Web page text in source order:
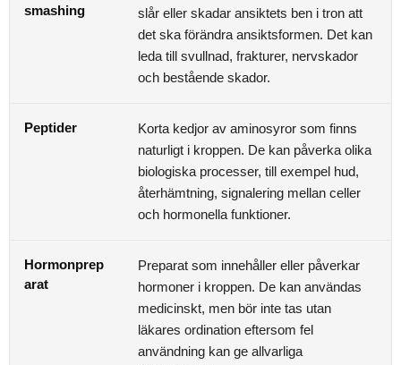
smashing
slår eller skadar ansiktets ben i tron att
det ska förändra ansiktsformen. Det kan
leda till svullnad, frakturer, nervskador
och bestående skador.
Peptider
Korta kedjor av aminosyror som finns
naturligt i kroppen. De kan påverka olika
biologiska processer, till exempel hud,
återhämtning, signalering mellan celler
och hormonella funktioner.
Hormonprep
arat
Preparat som innehåller eller påverkar
hormoner i kroppen. De kan användas
medicinskt, men bör inte tas utan
läkares ordination eftersom fel
användning kan ge allvarliga